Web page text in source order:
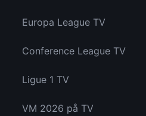
Europa League TV
Conference League TV
Ligue 1 TV
VM 2026 på TV